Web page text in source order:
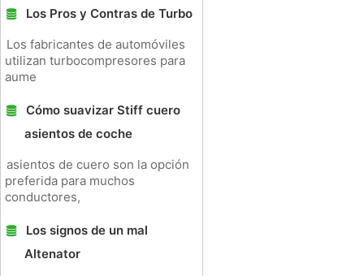
Los Pros y Contras de Turbo
Los fabricantes de automóviles
utilizan turbocompresores para
aume
Cómo suavizar Stiff cuero
asientos de coche
asientos de cuero son la opción
preferida para muchos
conductores,
Los signos de un mal
Altenator